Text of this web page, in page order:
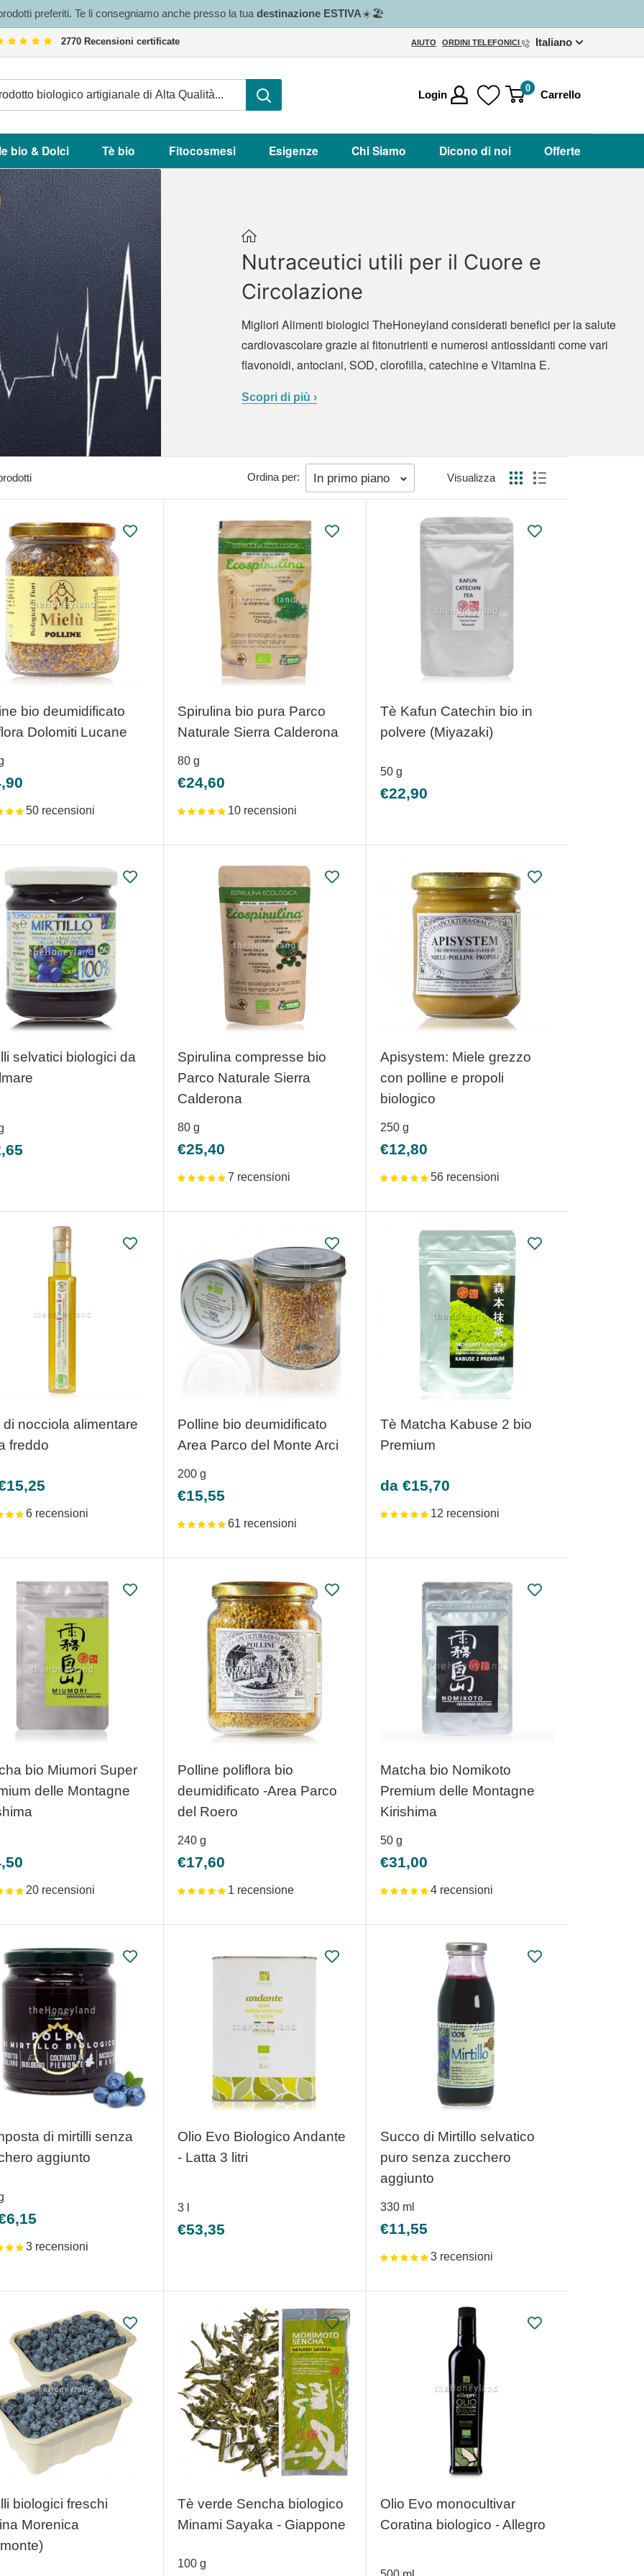
preferiti. Te li consegniamo anche presso la tua destinazione ESTIVA☀️🏖️
2770 Recensioni certificate AIUTO ORDINI TELEFONICI Italiano
Login
0
Carrello
bio & Dolci Tè bio Fitocosmesi Esigenze Chi Siamo Dicono di noi Offerte
Nutraceutici utili per il Cuore e
Circolazione
Migliori Alimenti biologici TheHoneyland considerati benefici per la salute
cardiovascolare grazie ai fitonutrienti e numerosi antiossidanti come vari
flavonoidi, antociani, SOD, clorofilla, catechine e Vitamina E.
Scopri di più ›
Ordina per: In primo piano Visualizza
bio deumidificato
Dolomiti Lucane
50 recensioni
Spirulina bio pura Parco
Naturale Sierra Calderona
80g
Prezzo
€24,60
10 recensioni
Tè Kafun Catechin bio in
polvere (Miyazaki)
50 g
Prezzo
€22,90
selvatici biologici da
Spirulina compresse bio
Parco Naturale Sierra
Calderona
80g
Prezzo
€25,40
7 recensioni
Apisystem: Miele grezzo
con polline e propoli
biologico
250 g
Prezzo
€12,80
56 recensioni
di nocciola alimentare
freddo
6 recensioni
Polline bio deumidificato
Area Parco del Monte Arci
200g
Prezzo
€15,55
61 recensioni
Tè Matcha Kabuse 2 bio
Premium
Prezzo
da €15,70
12 recensioni
bio Miumori Super
delle Montagne
20 recensioni
Polline poliflora bio
deumidificato -Area Parco
del Roero
240g
Prezzo
€17,60
1 recensione
Matcha bio Nomikoto
Premium delle Montagne
Kirishima
50 g
Prezzo
€31,00
4 recensioni
di mirtilli senza
aggiunto
3 recensioni
Olio Evo Biologico Andante
- Latta 3 litri
3
Prezzo
€53,35
Succo di Mirtillo selvatico
puro senza zucchero
aggiunto
330 ml
Prezzo
€11,55
3 recensioni
biologici freschi
Morenica
Tè verde Sencha biologico
Minami Sayaka - Giappone
100g
Olio Evo monocultivar
Coratina biologico - Allegro